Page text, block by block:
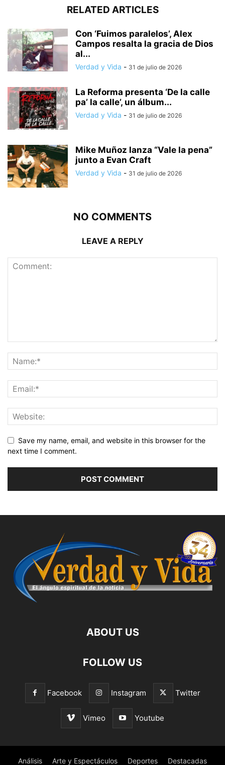
RELATED ARTICLES
Con ‘Fuimos paralelos’, Alex
Campos resalta la gracia de Dios
al...
Verdad y Vida - 31 de julio de 2026
La Reforma presenta ‘De la calle
pa’ la calle’, un álbum...
Verdad y Vida - 31 de julio de 2026
Mike Muñoz lanza “Vale la pena”
junto a Evan Craft
Verdad y Vida - 31 de julio de 2026
NO COMMENTS
LEAVE A REPLY
Save my name, email, and website in this browser for the
next time I comment.
ABOUT US
FOLLOW US
Facebook Instagram Twitter
Vimeo Youtube
Análisis Arte y Espectáculos Deportes Destacadas